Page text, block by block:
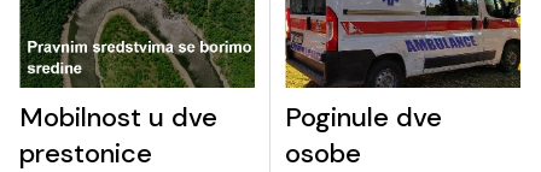
Mobilnost u dve
prestonice
Poginule dve
osobe